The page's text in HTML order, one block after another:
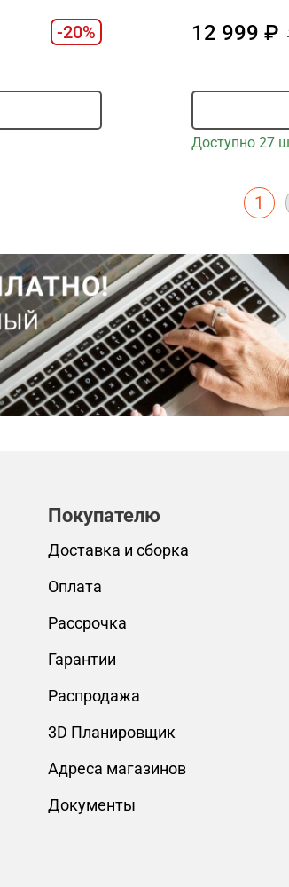
-20% 12 999
Доступно 27
1
Покупателю
Доставка и сборка
Оплата
Рассрочка
Гарантии
Распродажа
3D Планировщик
Адреса магазинов
Документы